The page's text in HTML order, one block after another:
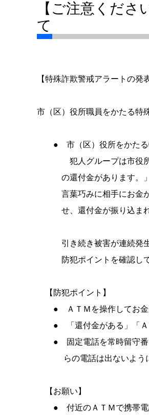
【ご注意くだ
て
【特殊詐欺警戒アラートの発
市（区）役所職員をかたる特
● 市（区）役所をかたる
犯人グループは市役所職
の還付金があります。」
言葉巧みに相手にお金が
せ、還付金が振り込まれ
引き続き被害が連続発生
防犯ポイントを確認して
【防犯ポイント】
● ＡＴＭを操作してお金
● 「還付金がある」「Ａ
● 固定電話を常時留守番
らの電話は出ないように
【お願い】
● 付近のＡＴＭで携帯電